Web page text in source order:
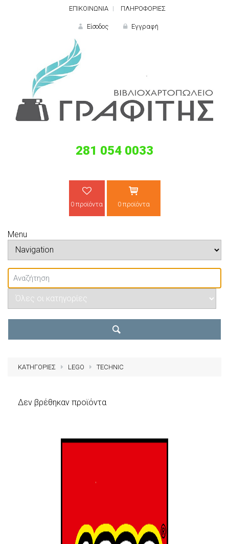
ΕΠΙΚΟΙΝΩΝΙΑ ΠΛΗΡΟΦΟΡΙΕΣ
Είσοδος
ΝΕΟΣ ΠΕΛΑΤΗΣ;
Εγγραφή
281 054 0033
0 προϊόντα 0 προϊόντα
Menu
ΚΑΤΗΓΟΡΙΕΣ LEGO TECHNIC
Δεν βρέθηκαν προϊόντα